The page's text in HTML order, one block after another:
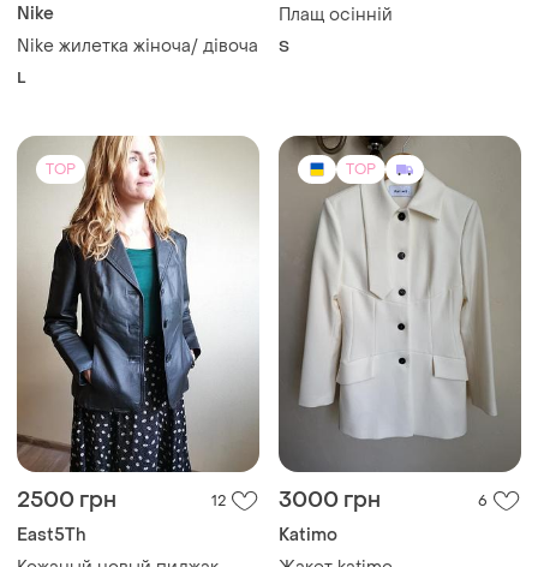
Nike
Nike жилетка жіноча/ дівоча
L
Плащ осінній
S
TOP
2500 грн 12
East5Th
TOP
3000 грн 6
Katimo